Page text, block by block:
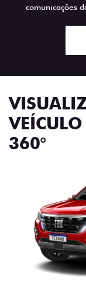
comunicações
360°